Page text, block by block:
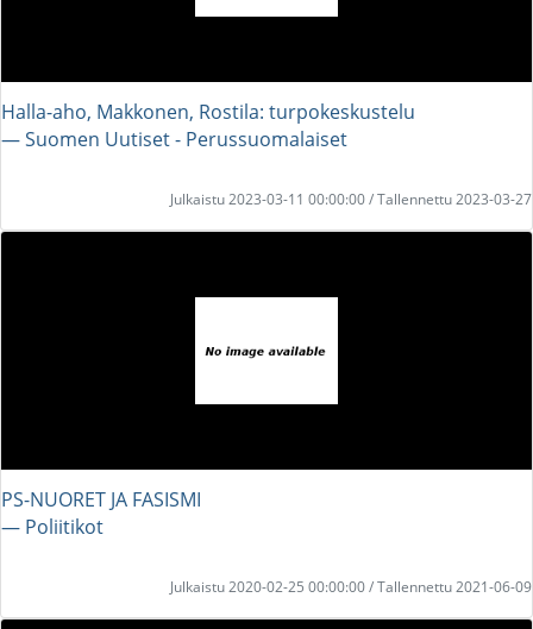
Halla-aho, Makkonen, Rostila: turpokeskustelu
― Suomen Uutiset - Perussuomalaiset
Julkaistu 2023-03-11 00:00:00 / Tallennettu 2023-03-27
PS-NUORET JA FASISMI
― Poliitikot
Julkaistu 2020-02-25 00:00:00 / Tallennettu 2021-06-09